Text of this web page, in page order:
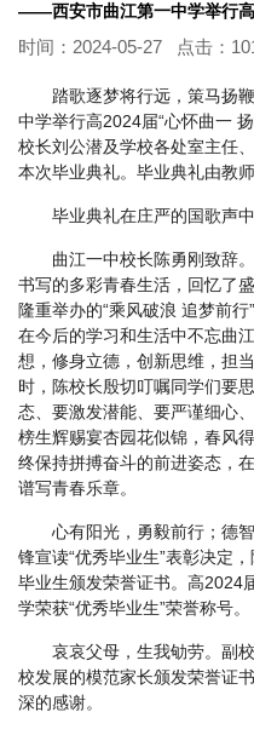
——西安市曲江第一中学举行
时间：2024-05-27 点击：
踏歌逐梦将行远，策马扬
中学举行高2024届“心怀曲一
校长刘公潜及学校各处室主任
本次毕业典礼。毕业典礼由教
毕业典礼在庄严的国歌声中
曲江一中校长陈勇刚致辞
书写的多彩青春生活，回忆了
隆重举办的“乘风破浪 追梦前
在今后的学习和生活中不忘曲
想，修身立德，创新思维，担
时，陈校长殷切叮嘱同学们要
态、要激发潜能、要严谨细心
榜生辉赐宴杏园花似锦，春风
终保持拼搏奋斗的前进姿态，
谱写青春乐章。
心有阳光，勇毅前行；德
锋宣读“优秀毕业生”表彰决定
毕业生颁发荣誉证书。高2024
学荣获“优秀毕业生”荣誉称号。
哀哀父母，生我劬劳。副
校发展的模范家长颁发荣誉证
深的感谢。